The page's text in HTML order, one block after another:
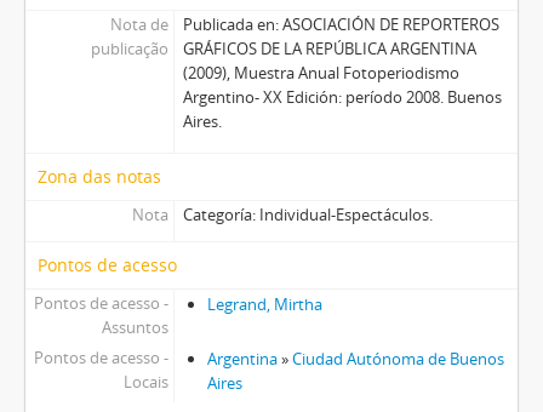
Nota de
publicação
Publicada en: ASOCIACIÓN DE REPORTEROS
GRÁFICOS DE LA REPÚBLICA ARGENTINA
(2009), Muestra Anual Fotoperiodismo
Argentino- XX Edición: período 2008. Buenos
Aires.
Zona das notas
Nota Categoría: Individual-Espectáculos.
Pontos de acesso
Pontos de acesso -
Assuntos
Legrand, Mirtha
Pontos de acesso -
Locais
Argentina»Ciudad Autónoma de Buenos
Aires